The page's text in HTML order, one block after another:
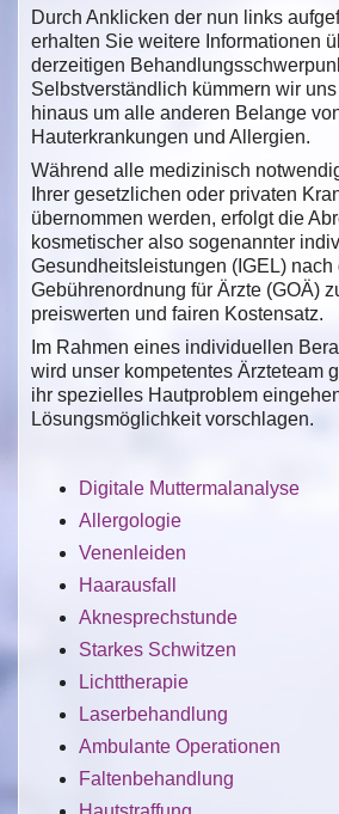
Durch Anklicken der nun links
erhalten Sie weitere Informationen
derzeitigen
Selbstverständlich kümmern wir
hinaus um alle anderen Belange
Hauterkrankungen und Allergien.
Während alle medizinisch
Ihrer gesetzlichen oder privaten
übernommen werden, erfolgt die
kosmetischer also sogenannter
Gesundheitsleistungen (IGEL) nach
Gebührenordnung für Ärzte (GOÄ)
preiswerten und fairen Kostensatz.
Im Rahmen eines individuellen
wird unser kompetentes Ärzteteam
ihr spezielles Hautproblem
Lösungsmöglichkeit vorschlagen.
Digitale Muttermalanalyse
Allergologie
Venenleiden
Haarausfall
Aknesprechstunde
Starkes Schwitzen
Lichttherapie
Laserbehandlung
Ambulante Operationen
Faltenbehandlung